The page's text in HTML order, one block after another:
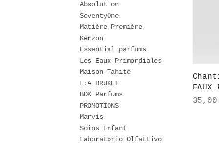
Absolution
SeventyOne
Matière Première
Kerzon
Essential parfums
Les Eaux Primordiales
Maison Tahité
L:A BRUKET
BDK Parfums
PROMOTIONS
Marvis
Soins Enfant
Laboratorio Olfattivo
EAUX
Prix